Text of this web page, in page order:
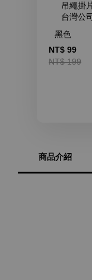
吊繩掛
台灣公
NT$ 99
NT$ 199
商品介紹